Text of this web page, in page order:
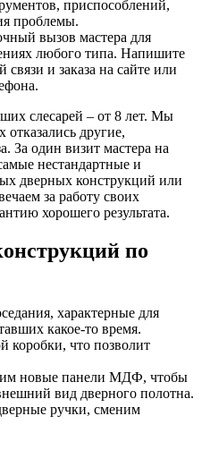
приспособлений,
проблемы.
вызов мастера для
любого типа. Напишите
и заказа на сайте или
слесарей – от 8 лет. Мы
отказались другие,
За один визит мастера на
нестандартные и
дверных конструкций или
за работу своих
хорошего результата.
по
характерные для
какое-то время.
коробки, что позволит
новые панели МДФ, чтобы
вид дверного полотна.
ручки, сменим